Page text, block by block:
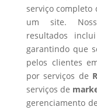
serviço completo
um site.
resultados
garantindo que
pelos clientes
por serviços de
serviços de
gerenciamento